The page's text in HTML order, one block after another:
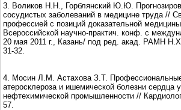
3. Воликов Н.Н., Горблянский Ю.Ю.
сосудистых заболеваний в медицине труда //
профессией с позиций доказательной
Всероссийской научно-практич. конф. с
20 мая 2011 г., Казань/ под ред. акад. РАМН
31-32.
4. Мосин Л.М. Астахова З.Т.
атеросклероза и ишемической болезни сердца
нефтехимической промышленности //
57.